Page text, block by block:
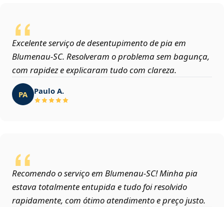
Excelente serviço de desentupimento de pia em
Blumenau‑SC. Resolveram o problema sem bagunça,
com rapidez e explicaram tudo com clareza.
PA Paulo A.
Recomendo o serviço em Blumenau‑SC! Minha pia
estava totalmente entupida e tudo foi resolvido
rapidamente, com ótimo atendimento e preço justo.